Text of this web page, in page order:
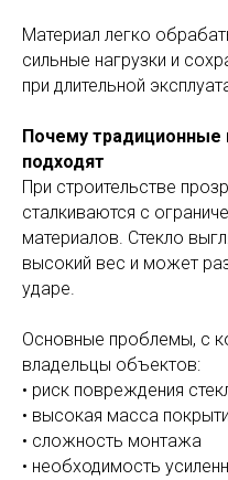
Материал легко
сильные нагрузки и
при длительной
Почему традиционные
подходят
При строительстве
сталкиваются с
материалов. Стекло
высокий вес и может
ударе.
Основные проблемы, с
владельцы объектов:
• риск повреждения
• высокая масса
• сложность монтажа
• необходимость